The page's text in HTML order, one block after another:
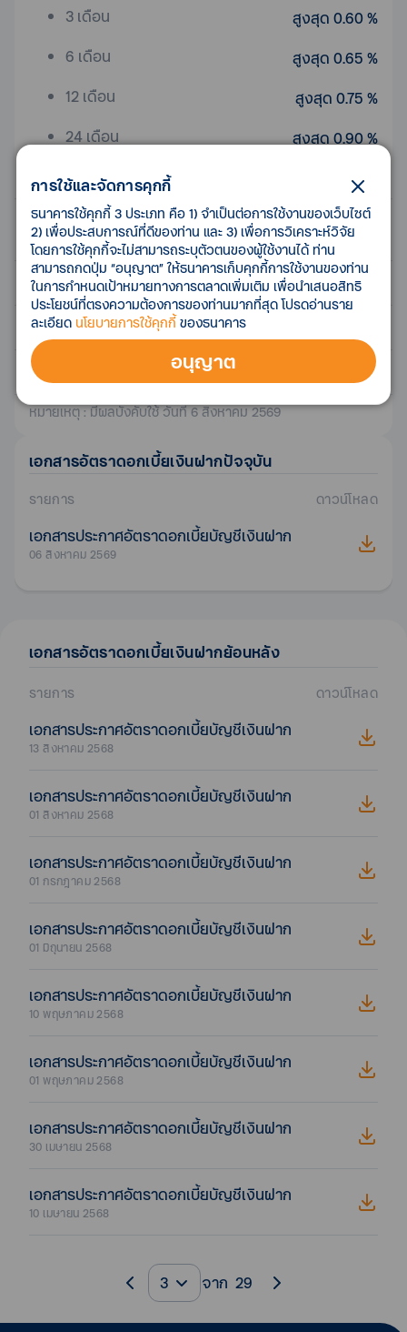
3 เดือน
สูงสุด 0.60 %
6 เดือน
สูงสุด 0.65 %
12 เดือน
สูงสุด 0.75 %
24 เดือน
สูงสุด 0.90 %
36 เดือน
สูงสุด 0.90 %
บัญชีเพื่อใช้ ดอกเบี้ย
บัญชี ทีทีบี เบสิก
0.10 %
บัญชี ทีทีบี ออลล์ฟรี
บัญชีเงินฝากกระแสรายวัน
0.00 %
หมายเหตุ : มีผลบังคับใช้ วันที่ 6 สิงหาคม 2569
เอกสารอัตราดอกเบี้ยเงินฝากปัจจุบัน
รายการ ดาวน์โหลด
เอกสารประกาศอัตราดอกเบี้ยบัญชีเงินฝาก
06 สิงหาคม 2569
เอกสารอัตราดอกเบี้ยเงินฝากย้อนหลัง
รายการ ดาวน์โหลด
เอกสารประกาศอัตราดอกเบี้ยบัญชีเงินฝาก
13 สิงหาคม 2568
เอกสารประกาศอัตราดอกเบี้ยบัญชีเงินฝาก
01 สิงหาคม 2568
เอกสารประกาศอัตราดอกเบี้ยบัญชีเงินฝาก
01 กรกฎาคม 2568
เอกสารประกาศอัตราดอกเบี้ยบัญชีเงินฝาก
01 มิถุนายน 2568
เอกสารประกาศอัตราดอกเบี้ยบัญชีเงินฝาก
10 พฤษภาคม 2568
เอกสารประกาศอัตราดอกเบี้ยบัญชีเงินฝาก
01 พฤษภาคม 2568
เอกสารประกาศอัตราดอกเบี้ยบัญชีเงินฝาก
30 เมษายน 2568
เอกสารประกาศอัตราดอกเบี้ยบัญชีเงินฝาก
10 เมษายน 2568
3 จาก 29
การใช้และจัดการคุกกี้
ธนาคารใช้คุกกี้ 3 ประเภท คือ 1) จำเป็นต่อการใช้งานของเว็บไซต์
2) เพื่อประสบการณ์ที่ดีของท่าน และ 3) เพื่อการวิเคราะห์วิจัย
โดยการใช้คุกกี้จะไม่สามารถระบุตัวตนของผู้ใช้งานได้ ท่าน
สามารถกดปุ่ม “อนุญาต” ให้ธนาคารเก็บคุกกี้การใช้งานของท่าน
ในการกำหนดเป้าหมายทางการตลาดเพิ่มเติม เพื่อนำเสนอสิทธิ
ประโยชน์ที่ตรงความต้องการของท่านมากที่สุด โปรดอ่านราย
ละเอียด นโยบายการใช้คุกกี้ ของธนาคาร
อนุญาต